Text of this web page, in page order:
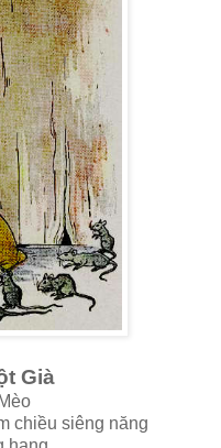
Già
chiều siêng năng